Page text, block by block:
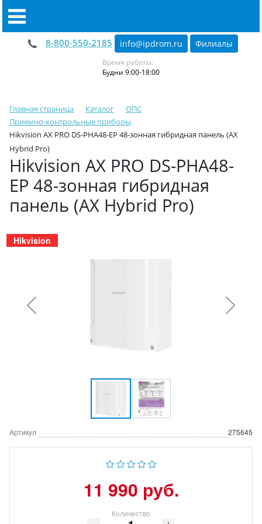
8-800-550-2185 info@ipdrom.ru Филиалы
Время работы:
Будни 9:00-18:00
Главная страница Каталог
ОПС
Приемно-контрольные приборы
Hikvision AX PRO DS-PHA48-EP 48-зонная гибридная панель (AX
Hybrid Pro)
Hikvision AX PRO DS-PHA48-
EP 48-зонная гибридная
панель (AX Hybrid Pro)
Hikvision
Артикул 275645
11 990 руб.
Количество